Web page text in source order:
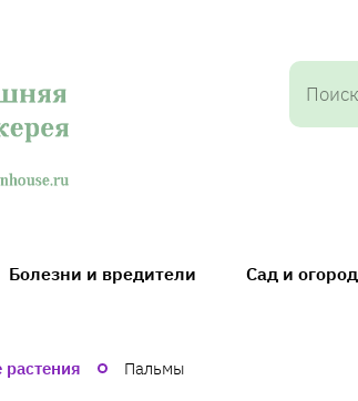
Болезни и вредители Сад и огород
Пальмы